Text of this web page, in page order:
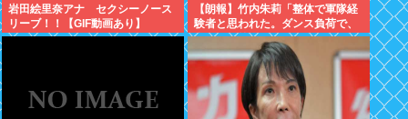
岩田絵里奈アナ セクシーノース
リーブ！！【GIF動画あり】
【朗報】竹内朱莉「整体で軍隊経
験者と思われた。ダンス負荷で、
私の骨と筋肉はもうグチャグチャ
になってい